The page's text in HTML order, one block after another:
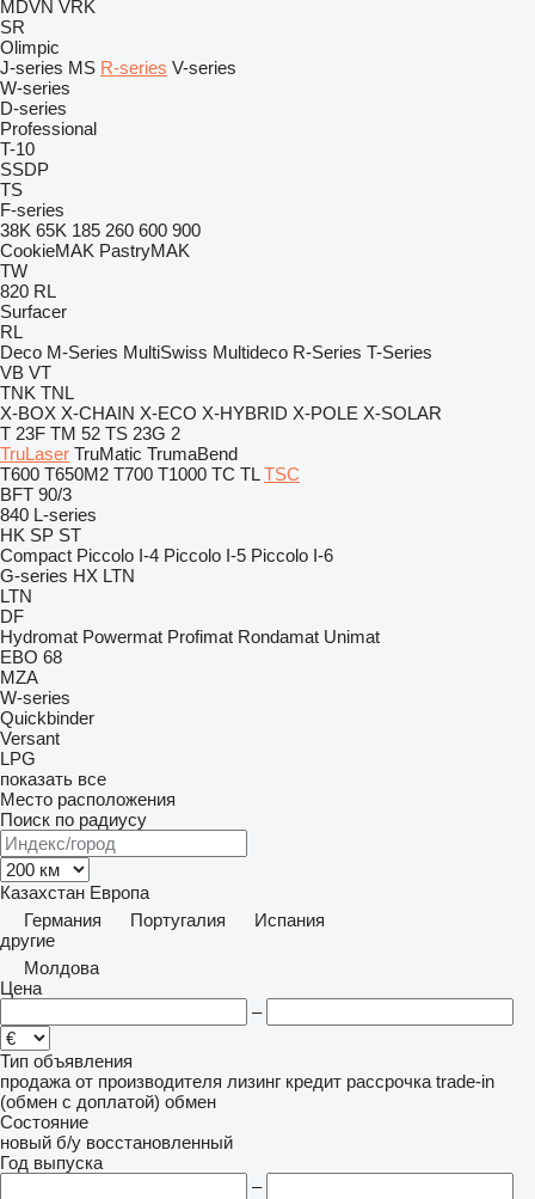
MDVN VRK
SR
Olimpic
J-series MS R-series V-series
W-series
D-series
Professional
T-10
SSDP
TS
F-series
38K 65K 185 260 600 900
CookieMAK PastryMAK
TW
820 RL
Surfacer
RL
Deco M-Series MultiSwiss Multideco R-Series T-Series
VB VT
TNK TNL
X-BOX X-CHAIN X-ECO X-HYBRID X-POLE X-SOLAR
T 23F TM 52 TS 23G 2
TruLaser TruMatic TrumaBend
T600 T650M2 T700 T1000 TC TL TSC
BFT 90/3
840 L-series
HK SP ST
Compact Piccolo I-4 Piccolo I-5 Piccolo I-6
G-series HX LTN
LTN
DF
Hydromat Powermat Profimat Rondamat Unimat
EBO 68
MZA
W-series
Quickbinder
Versant
LPG
показать все
Место расположения
Поиск по радиусу
Казахстан Европа
Германия
Португалия
Испания
другие
Молдова
Цена
–
Тип объявления
продажа от производителя лизинг кредит рассрочка trade-in
(обмен с доплатой) обмен
Состояние
новый б/у восстановленный
Год выпуска
–